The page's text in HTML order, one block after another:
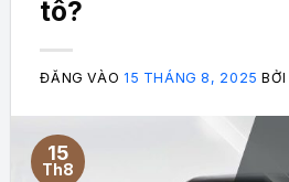
tô?
ĐĂNG VÀO 15 THÁNG 8, 2025 BỞI
15
Th8